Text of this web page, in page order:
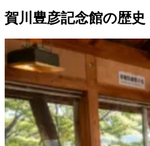
賀川豊彦記念館の歴史